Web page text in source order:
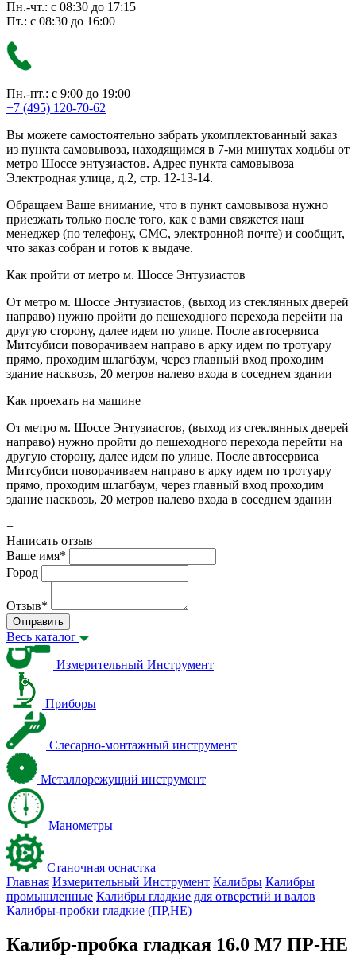
Пн.-чт.: с 08:30 до 17:15
Пт.: с 08:30 до 16:00
Пн.-пт.: с 9:00 до 19:00
+7 (495) 120-70-62
Вы можете самостоятельно забрать укомплектованный заказ
из пункта самовывоза, находящимся в 7-ми минутах ходьбы от
метро Шоссе энтузиастов. Адрес пункта самовывоза
Электродная улица, д.2, стр. 12-13-14.
Обращаем Ваше внимание, что в пункт самовывоза нужно
приезжать только после того, как с вами свяжется наш
менеджер (по телефону, СМС, электронной почте) и сообщит,
что заказ собран и готов к выдаче.
Как пройти от метро м. Шоссе Энтузиастов
От метро м. Шоссе Энтузиастов, (выход из стеклянных дверей
направо) нужно пройти до пешеходного перехода перейти на
другую сторону, далее идем по улице. После автосервиса
Митсубиси поворачиваем направо в арку идем по тротуару
прямо, проходим шлагбаум, через главный вход проходим
здание насквозь, 20 метров налево входа в соседнем здании
Как проехать на машине
От метро м. Шоссе Энтузиастов, (выход из стеклянных дверей
направо) нужно пройти до пешеходного перехода перейти на
другую сторону, далее идем по улице. После автосервиса
Митсубиси поворачиваем направо в арку идем по тротуару
прямо, проходим шлагбаум, через главный вход проходим
здание насквозь, 20 метров налево входа в соседнем здании
+
Написать отзыв
Ваше имя*
Город
Отзыв*
Отправить
Весь каталог
Измерительный Инструмент
Приборы
Слесарно-монтажный инструмент
Металлорежущий инструмент
Манометры
Станочная оснастка
Главная Измерительный Инструмент Калибры Калибры
промышленные Калибры гладкие для отверстий и валов
Калибры-пробки гладкие (ПР,НЕ)
Калибр-пробка гладкая 16.0 M7 ПР-НЕ